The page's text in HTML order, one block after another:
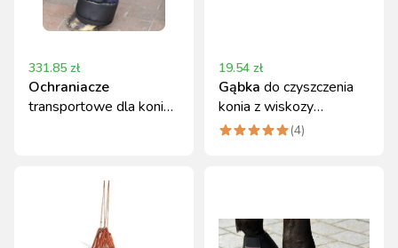
331.85 zł
Ochraniacze
transportowe dla konia
19.54 zł
Gąbka do czyszczenia
konia z wiskozy
Covalliero
(4)